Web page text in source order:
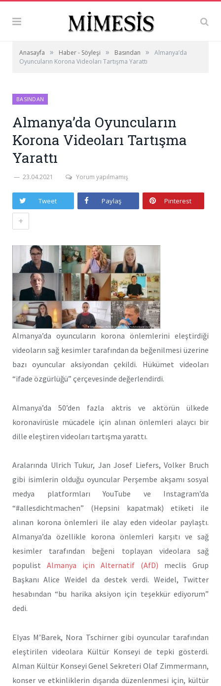
Anasayfa » Haber - Söyleşi » Basından »
Almanya’da
Oyuncuların Korona Videoları Tartışma Yarattı
BASINDAN
Almanya’da Oyuncuların
Korona Videoları Tartışma
Yarattı
23.04.2021 Yorum yapılmamış
Tweet Paylaş Pinterest
+
Almanya’da oyuncuların korona önlemlerini eleştirdiği
videoların sağ kesimler tarafından da beğenilmesi üzerine
bazı oyuncular aksiyondan çekildi. Hükümet videoları
“ifade özgürlüğü” çerçevesinde değerlendirdi.
Almanya’da 50’den fazla aktris ve aktörün ülkede
koronavirüsle mücadele için alınan önlemleri alaycı bir
dille eleştiren videoları tartışma yarattı.
Aralarında Ulrich Tukur, Jan Josef Liefers, Volker Bruch
gibi isimlerin olduğu oyuncular Perşembe akşamı sosyal
medya platformları YouTube ve Instagram’da
“#allesdichtmachen” (Hepsini kapatmak) etiketi ile
alınan korona önlemleri ile alay eden videolar paylaştı.
Almanya’da özellikle korona önlemleri karşıtı ve sağ
kesimler tarafından beğeni toplayan videolara sağ
populist Almanya için Alternatif (AfD) meclis Grup
Başkanı Alice Weidel da destek verdi. Weidel, Twitter
hesabından “bu harika aksiyon için teşekkür ediyorum”
dedi.
Elyas M’Barek, Nora Tschirner gibi oyuncular tarafından
eleştirilen videolara Kültür Konseyi de tepki gösterdi.
Alman Kültür Konseyi Genel Sekreteri Olaf Zimmermann,
konser ve etkinliklerin dışarıda düzenlenmesi için, kültür